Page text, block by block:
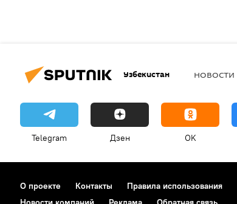
Узбекистан НОВОСТИ
Telegram Дзен OK
О проекте Контакты Правила использования